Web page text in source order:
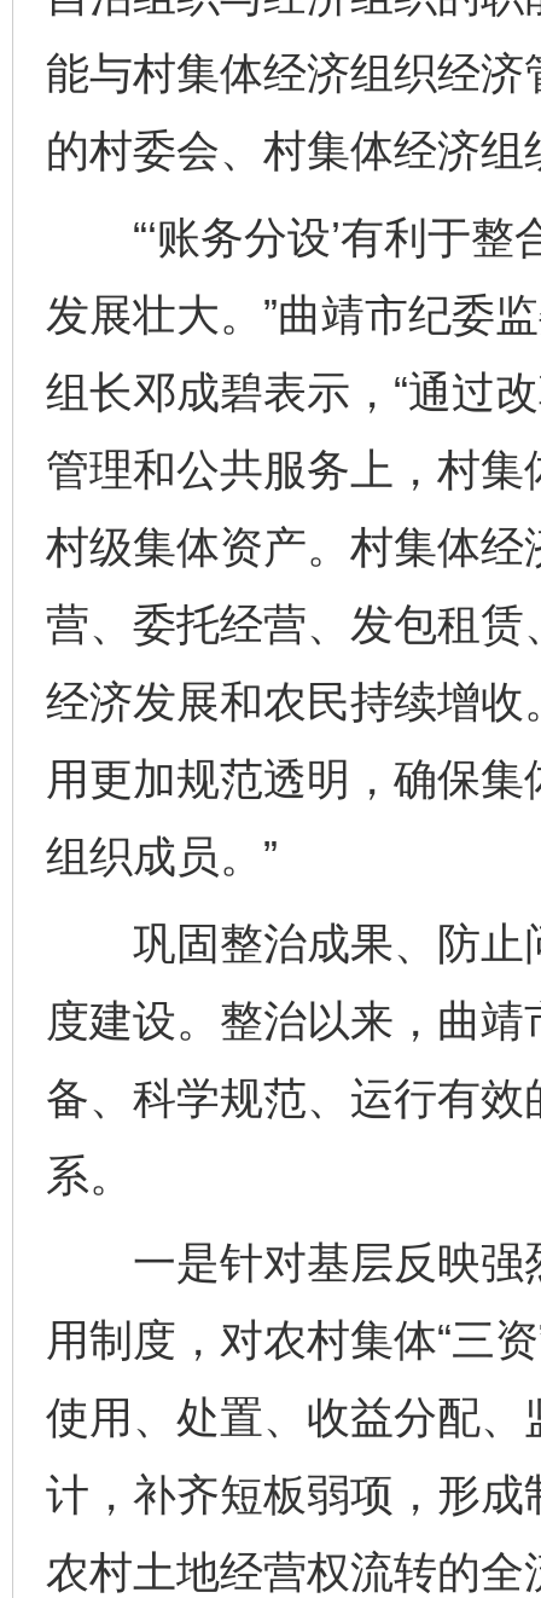
能与村集体经济组织经
的村委会、村集体经济
“‘账务分设’有利于整
发展壮大。”曲靖市纪委
组长邓成碧表示，“通过
管理和公共服务上，村
村级集体资产。村集体
营、委托经营、发包租
经济发展和农民持续增
用更加规范透明，确保
组织成员。”
巩固整治成果、防止
度建设。整治以来，曲
备、科学规范、运行有效
系。
一是针对基层反映强
用制度，对农村集体“三
使用、处置、收益分配
计，补齐短板弱项，形
农村土地经营权流转的